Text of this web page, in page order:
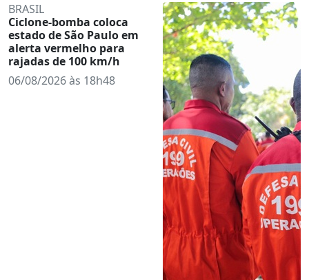
BRASIL
Ciclone-bomba coloca
estado de São Paulo em
alerta vermelho para
rajadas de 100 km/h
06/08/2026 às 18h48